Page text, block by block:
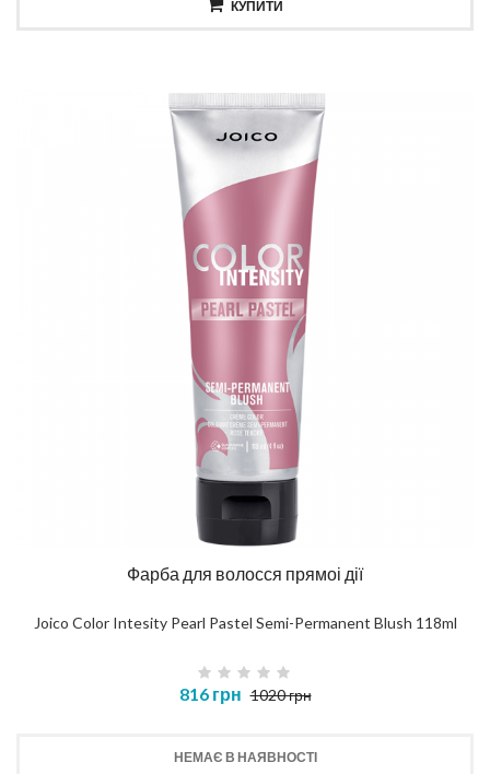
КУПИТИ
Фарба для волосся прямоі дії
Joico Color Intesity Pearl Pastel Semi-Permanent Blush 118ml
816 грн 1020 грн
НЕМАЄ В НАЯВНОСТІ